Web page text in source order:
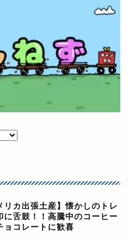
リカ出張土産】懐かしのトレ
に舌鼓！！高騰中のコーヒー
ョコレートに歓喜